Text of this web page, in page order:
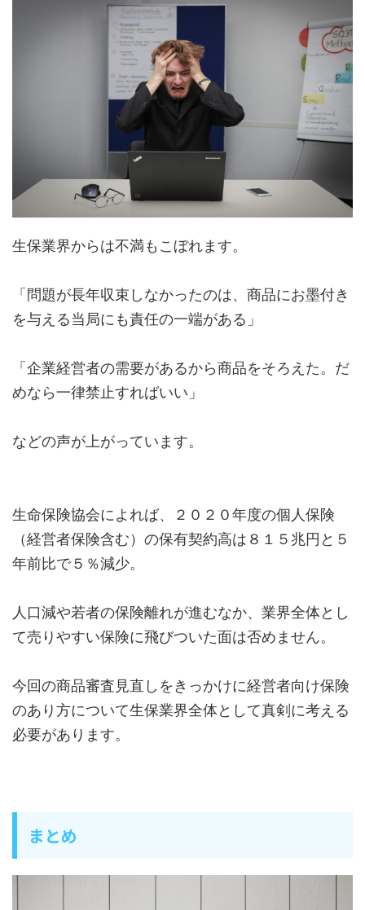
生保業界からは不満もこぼれます。
「問題が長年収束しなかったのは、商品にお墨付き
を与える当局にも責任の一端がある」
「企業経営者の需要があるから商品をそろえた。だ
めなら一律禁止すればいい」
などの声が上がっています。
生命保険協会によれば、２０２０年度の個人保険
（経営者保険含む）の保有契約高は８１５兆円と５
年前比で５％減少。
人口減や若者の保険離れが進むなか、業界全体とし
て売りやすい保険に飛びついた面は否めません。
今回の商品審査見直しをきっかけに経営者向け保険
のあり方について生保業界全体として真剣に考える
必要があります。
まとめ